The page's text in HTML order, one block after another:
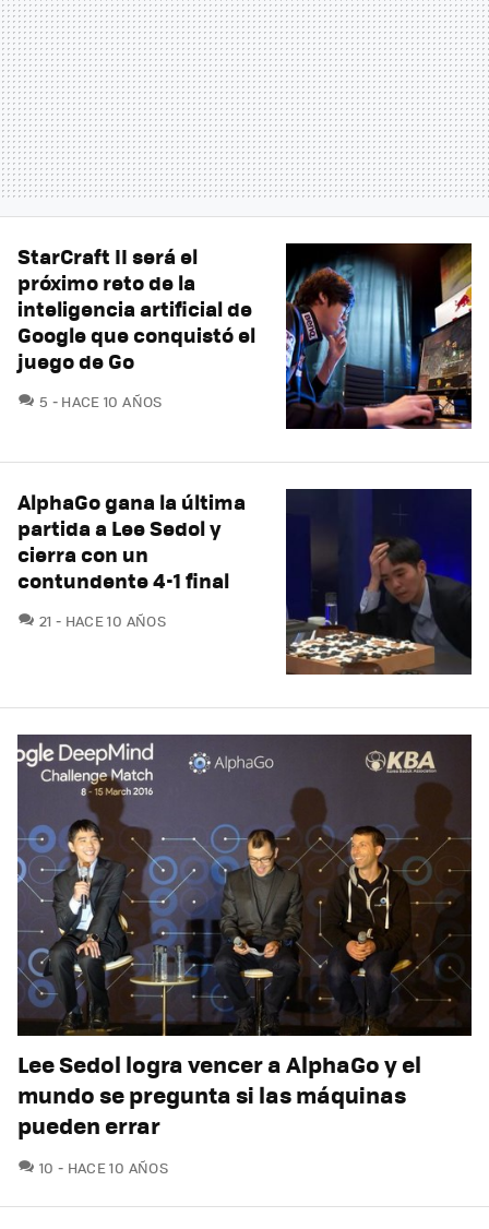
StarCraft II será el
próximo reto de la
inteligencia artificial de
Google que conquistó el
juego de Go
5 COMENTARIOS
HACE 10 AÑOS
AlphaGo gana la última
partida a Lee Sedol y
cierra con un
contundente 4-1 final
21 COMENTARIOS
HACE 10 AÑOS
Lee Sedol logra vencer a AlphaGo y el
mundo se pregunta si las máquinas
pueden errar
10 COMENTARIOS
HACE 10 AÑOS